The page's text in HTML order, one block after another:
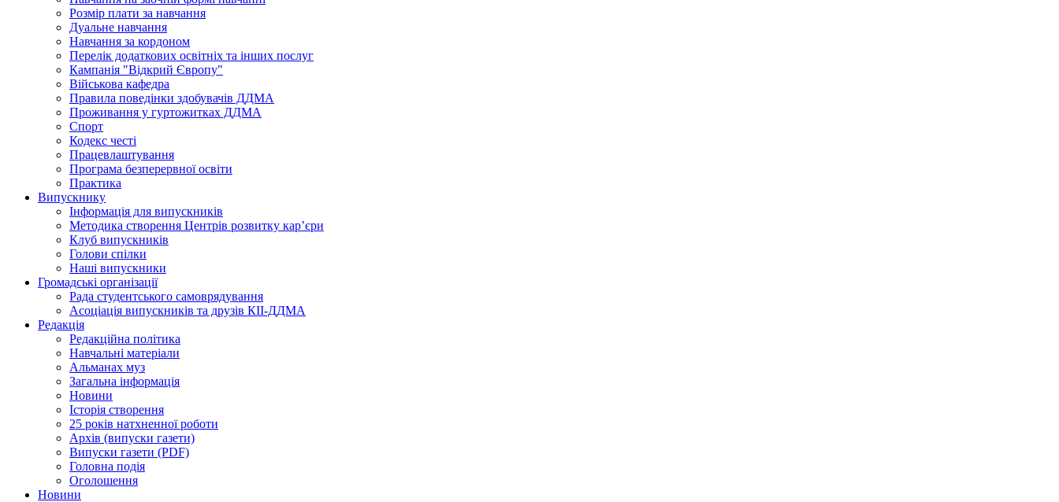
Розмір плати за навчання
Дуальне навчання
Навчання за кордоном
Перелік додаткових освітніх та інших послуг
Кампанія "Відкрий Європу"
Військова кафедра
Правила поведінки здобувачів ДДМА
Проживання у гуртожитках ДДМА
Спорт
Кодекс честі
Працевлаштування
Програма безперервної освіти
Практика
Випускнику
Інформація для випускників
Методика створення Центрів розвитку кар’єри
Клуб випускників
Голови спілки
Наші випускники
Громадські організації
Рада студентського самоврядування
Асоціація випускників та друзів КІІ-ДДМА
Редакція
Редакційна політика
Навчальні матеріали
Альманах муз
Загальна інформація
Новини
Історія створення
25 років натхненної роботи
Архів (випуски газети)
Випуски газети (PDF)
Головна подія
Оголошення
Новини